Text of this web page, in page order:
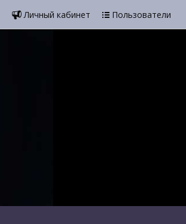
Личный кабинет Пользователи